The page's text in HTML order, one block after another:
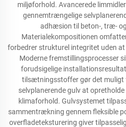
miljøforhold. Avancerede
gennemtrængelige
adhæsion til beton-, træ-
Materialekompositionen
forbedrer strukturel integritet uden
Moderne fremstillingsprocesser
forudsigelige
tilsætningsstoffer gør det muligt
selvplanerende gulv at
klimaforhold. Gulvsystemet
sammentrækning gennem fleksible
overfladeteksturering giver